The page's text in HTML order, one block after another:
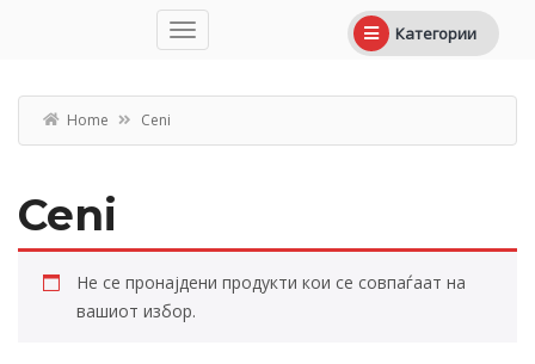
Категории
Home Ceni
Ceni
Не се пронајдени продукти кои се совпаѓаат на
вашиот избор.